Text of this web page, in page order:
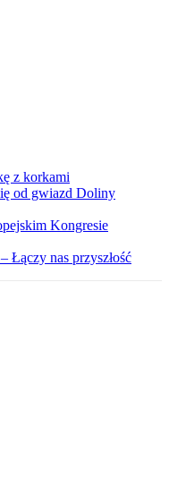
z korkami
od gwiazd Doliny
Kongresie
Łączy nas przyszłość